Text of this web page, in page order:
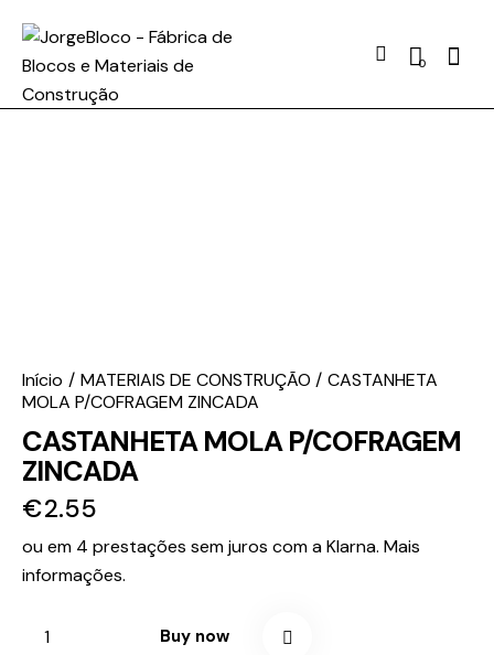
0
Início MATERIAIS DE CONSTRUÇÃO
CASTANHETA
MOLA P/COFRAGEM ZINCADA
CASTANHETA MOLA P/COFRAGEM
ZINCADA
€2.55
ou em 4 prestações sem juros com a Klarna. Mais
informações.
Buy now